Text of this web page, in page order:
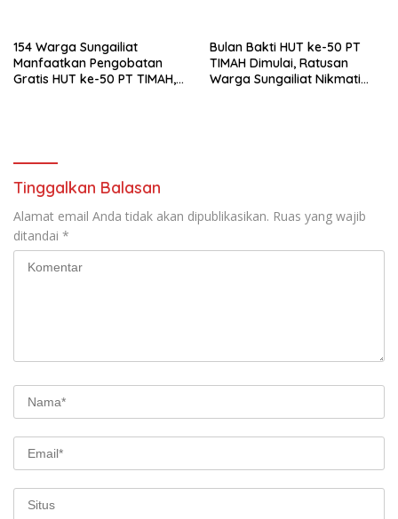
154 Warga Sungailiat
Manfaatkan Pengobatan
Gratis HUT ke-50 PT TIMAH,
Bulan Bakti HUT ke-50 PT
TIMAH Dimulai, Ratusan
Warga Sungailiat Nikmati
Tinggalkan Balasan
Alamat email Anda tidak akan dipublikasikan. Ruas yang wajib
ditandai *